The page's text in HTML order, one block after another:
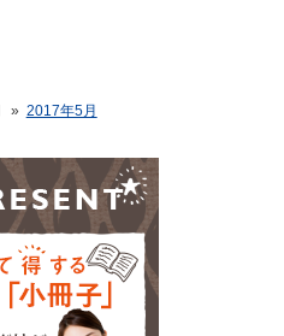
» 2017年5月